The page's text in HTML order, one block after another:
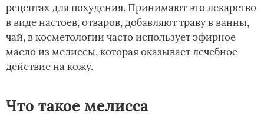
рецептах для похудения. Принимают это лекарство
в виде настоев, отваров, добавляют траву в ванны,
чай, в косметологии часто использует эфирное
масло из мелиссы, которая оказывает лечебное
действие на кожу.
Что такое мелисса